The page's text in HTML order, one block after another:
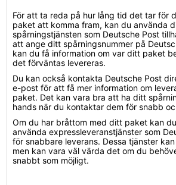
För att ta reda på hur lång tid det tar för
paket att komma fram, kan du använda
spårningstjänsten som Deutsche Post
att ange ditt spårningsnummer på
kan du få information om var ditt paket
det förväntas levereras.
Du kan också kontakta Deutsche Post
e-post för att få mer information om
paket. Det kan vara bra att ha ditt
hands när du kontaktar dem för snabb
Om du har bråttom med ditt paket kan
använda expressleveranstjänster som
för snabbare leverans. Dessa tjänster
men kan vara väl värda det om du
snabbt som möjligt.